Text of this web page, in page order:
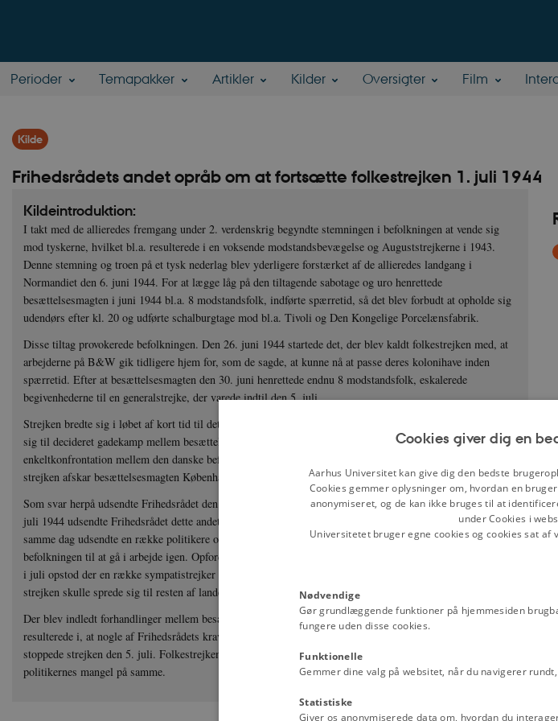
Perioder Temapakker Artikler Kilder Oversigter Film
Kilde
Frihedsrådets andet opråb om at fortsætte folkestrejken 1. juli 1944
Kildeintroduktion:
I takt med de allieredes fremgang under 2. verdenskrig begyndte stemningen i befolkningen at vende sig
mod tyskerne, hvilket bl.a. resulterede i en voksende modstandsbevægelse og Auguststrejkerne i 1943.
Denne stemning og troen på et tysk nederlag blev yderligere forstærket af de allieredes landgang i
Normandiet den 6. juni 1944. For at lægge låg på den tiltagende sabotage og uro henrettede
besættelsesmagten i juni 1944 bl.a. 8 modstandsfolk, indførte spærretid, så det blev forbudt at opholde sig
udendørs efter kl. 20 og udførte schalburgtage mod bl.a. Tivoli og Den Kongelige Porcelænsfabrik.
Disse tiltag provokerede befolkningen. Den 26. juni 1944 startede det, der blev kaldt folkestrejken med, at
arbejderne på B&W gik tidligere hjem for, som de sagde, at kunne nå at passe deres kolonihave inden
spærretid. Efter at besættelsesmagten den 30. juni henrettede endnu 8 modstandsfolk, eskalerede
begivenhederne til en generalstrejke, der varede indtil den 5. juli.
Strejken bredte sig i løbet af kort tid til det meste af København og fik en stor opbakning. Den udviklede
sig til decideret gadekamp mellem besættelsesmagten og de strejkende, og den blev den største
enkeltkonfrontation mellem den danske befolkning og besættelsesmagten. I et forsøg på at få stoppet
strejken afskar besættelsesmagten København for forsyninger og satte yderligere militær ind.
Som svar herpå udsendte Frihedsrådet den 30. juni 1944 sit første opråb om at forsætte strejken. Den 2.
juli 1944 udsendte Frihedsrådet dette andet opråb med endnu en opfordring til strejkens fortsættelse, og
samme dag udsendte en række politikere og erhvervsfolk dette opråb imod strejken og opfordrede
befolkningen til at gå i arbejde igen. Opfordringen havde dog ikke den store effekt. I løbet af de første dage
i juli opstod der en række sympatistrejker på Sjælland, og besættelsesmagten begyndte at frygte, at
strejken skulle sprede sig til resten af landet.
Der blev indledt forhandlinger mellem besættelsesmagten og danske politikere og embedsmænd. Det
resulterede i, at nogle af Frihedsrådets krav blev efterkommet, og efter en proklamation fra Frihedsrådet
stoppede strejken den 5. juli. Folkestrejken illustrerede Frihedsrådets opbakning i befolkningen og
politikernes mangel på samme.
Cookies giver dig en
Aarhus Universitet kan give dig den bedste
Cookies gemmer oplysninger om, hvordan en
anonymiseret, og de kan ikke bruges til at
under Cookies i
Universitetet bruger egne cookies og cookies sat
Nødvendige
Gør grundlæggende funktioner på hjemmesiden
fungere uden disse cookies.
Funktionelle
Gemmer dine valg på websitet, når du navigerer
Statistiske
Giver os anonymiserede data om, hvordan du